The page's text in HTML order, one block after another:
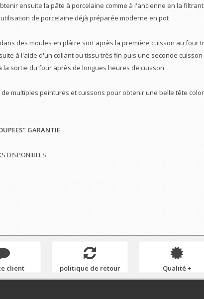
ensuite la pâte à porcelaine comme à l'ancienne en la
de porcelaine déjà préparée moderne en pot
des moules en plâtre sort après la première cuisson au four
à l'aide d'un collant ou tissu très fin puis une seconde
la sortie du four après de longues heures de cuisson
multiples peintures et cuissons pour obtenir une belle tête
GARANTIE
DISPONIBLES
client politique de retour Qualité +